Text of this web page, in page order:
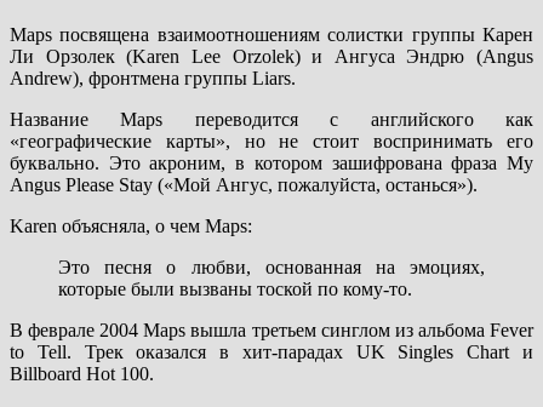
Maps посвящена взаимоотношениям солистки группы Карен
Ли Орзолек (Karen Lee Orzolek) и Ангуса Эндрю (Angus
Andrew), фронтмена группы Liars.
Название Maps переводится с английского как
«географические карты», но не стоит воспринимать его
буквально. Это акроним, в котором зашифрована фраза My
Angus Please Stay («Мой Ангус, пожалуйста, останься»).
Karen объясняла, о чем Maps:
Это песня о любви, основанная на эмоциях,
которые были вызваны тоской по кому-то.
В феврале 2004 Maps вышла третьем синглом из альбома Fever
to Tell. Трек оказался в хит-парадах UK Singles Chart и
Billboard Hot 100.